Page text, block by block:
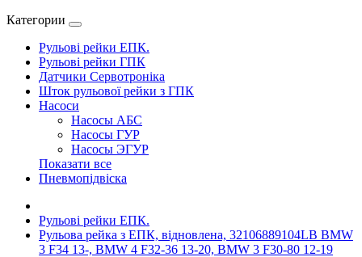
Категории
Рульові рейки ЕПК.
Рульові рейки ГПК
Датчики Сервотроніка
Шток рульової рейки з ГПК
Насоси
Насосы АБС
Насосы ГУР
Насосы ЭГУР
Показати все
Пневмопідвіска
Рульові рейки ЕПК.
Рульова рейка з ЕПК, відновлена, 32106889104LB BMW
3 F34 13-, BMW 4 F32-36 13-20, BMW 3 F30-80 12-19